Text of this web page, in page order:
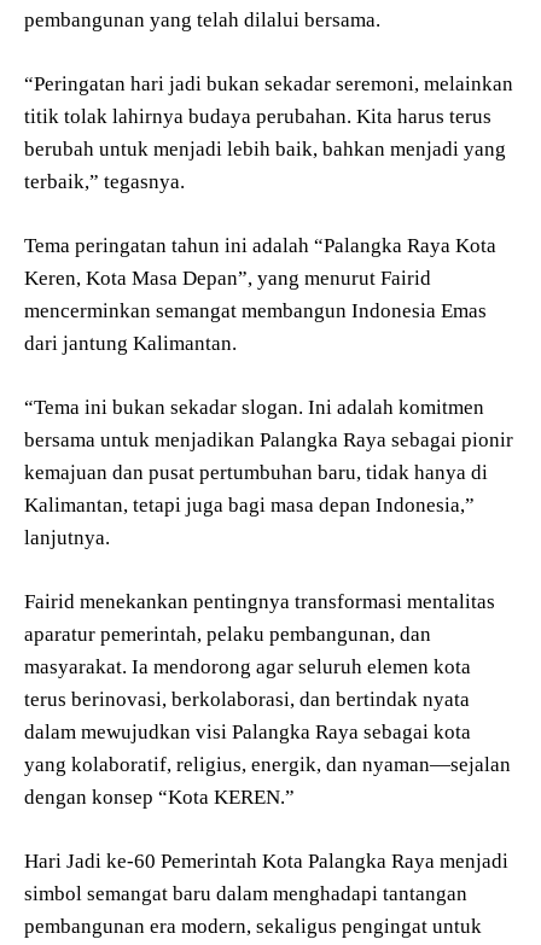
pembangunan yang telah dilalui bersama.
“Peringatan hari jadi bukan sekadar seremoni, melainkan
titik tolak lahirnya budaya perubahan. Kita harus terus
berubah untuk menjadi lebih baik, bahkan menjadi yang
terbaik,” tegasnya.
Tema peringatan tahun ini adalah “Palangka Raya Kota
Keren, Kota Masa Depan”, yang menurut Fairid
mencerminkan semangat membangun Indonesia Emas
dari jantung Kalimantan.
“Tema ini bukan sekadar slogan. Ini adalah komitmen
bersama untuk menjadikan Palangka Raya sebagai pionir
kemajuan dan pusat pertumbuhan baru, tidak hanya di
Kalimantan, tetapi juga bagi masa depan Indonesia,”
lanjutnya.
Fairid menekankan pentingnya transformasi mentalitas
aparatur pemerintah, pelaku pembangunan, dan
masyarakat. Ia mendorong agar seluruh elemen kota
terus berinovasi, berkolaborasi, dan bertindak nyata
dalam mewujudkan visi Palangka Raya sebagai kota
yang kolaboratif, religius, energik, dan nyaman—sejalan
dengan konsep “Kota KEREN.”
Hari Jadi ke-60 Pemerintah Kota Palangka Raya menjadi
simbol semangat baru dalam menghadapi tantangan
pembangunan era modern, sekaligus pengingat untuk